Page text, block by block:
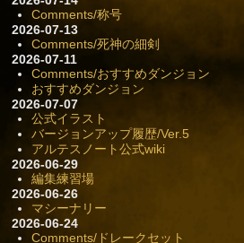
Comments/称号
2026-07-13
Comments/死神の細剣
2026-07-11
Comments/おすすめダンジョン
おすすめダンジョン
2026-07-07
公式イラスト
バージョンアップ履歴/Ver.5
アルテスノート公式wiki
2026-06-29
編集練習場
2026-06-26
マシーナリー
2026-06-24
Comments/ドレークセット